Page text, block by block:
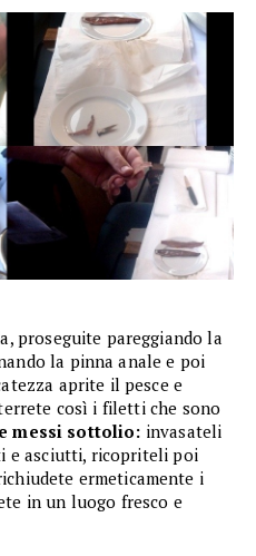
proseguite pareggiando la
la pinna anale e poi
aprite il pesce e
così i filetti che sono
messi sottolio: invasateli
e asciutti, ricopriteli poi
ermeticamente i
in un luogo fresco e